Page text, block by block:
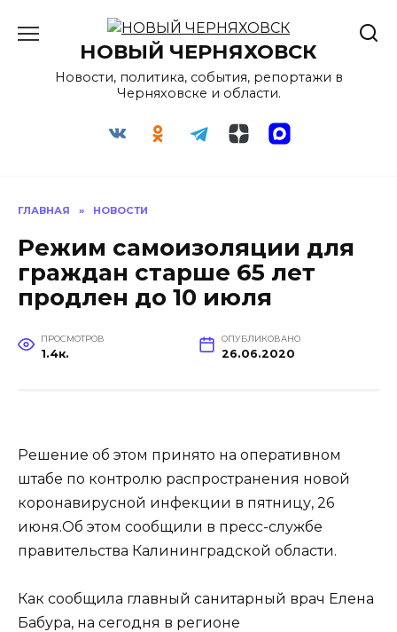
содержаниюНОВЫЙ ЧЕРНЯХОВСК
Новости, политика, события, репортажи в
Черняховске и области.
ГЛАВНАЯ » НОВОСТИ
Режим самоизоляции для
граждан старше 65 лет
продлен до 10 июля
ПРОСМОТРОВ
1.4к.
ОПУБЛИКОВАНО
26.06.2020
Решение об этом принято на оперативном
штабе по контролю распространения новой
коронавирусной инфекции в пятницу, 26
июня.Об этом сообщили в пресс-службе
правительства Калининградской области.
Как сообщила главный санитарный врач Елена
Бабура, на сегодня в регионе